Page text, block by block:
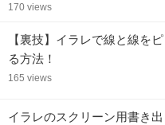
170 views
【裏技】イラレで線と線を
る方法！
165 views
イラレのスクリーン用書き